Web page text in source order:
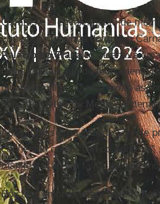
Os atos e o envolvimento de
crise política ainda durante o
Palácio do Planaltoincentiva
defesa declarada do fechamento
ditadura militar. Quase todas as
ministro Celso de Mello
Apesar disso, no sábado (7), ele
conhecido como “Dia do Foda-
manifestação é a favor do
Boicotar empresas por razões